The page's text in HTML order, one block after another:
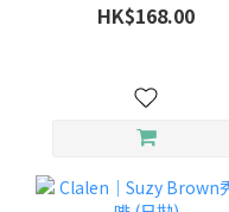
HK$168.00